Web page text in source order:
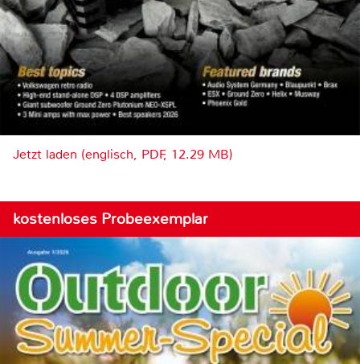
Jetzt laden (englisch, PDF, 12.29 MB)
kostenloses Probeexemplar